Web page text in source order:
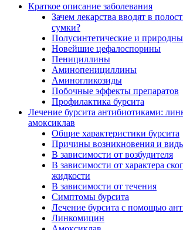
Краткое описание заболевания
Зачем лекарства вводят в
сумки?
Полусинтетические и
Новейшие цефалоспорины
Пенициллины
Аминопенициллины
Аминогликозиды
Побочные эффекты препаратов
Профилактика бурсита
Лечение бурсита антибиотиками:
амоксиклав
Общие характеристики бурсита
Причины возникновения и
В зависимости от возбудителя
В зависимости от характера
жидкости
В зависимости от течения
Симптомы бурсита
Лечение бурсита с помощью
Линкомицин